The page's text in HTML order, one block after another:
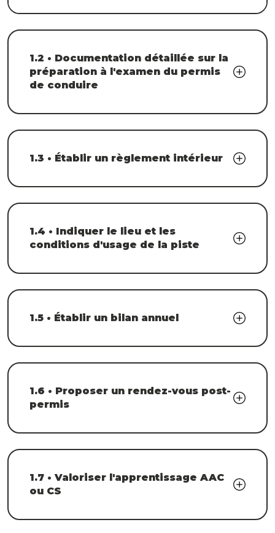
1.2 • Documentation détaillée sur la
préparation à l'examen du permis
de conduire
1.3 • Établir un règlement intérieur
1.4 • Indiquer le lieu et les
conditions d'usage de la piste
1.5 • Établir un bilan annuel
1.6 • Proposer un rendez-vous post-
permis
1.7 • Valoriser l'apprentissage AAC
ou CS